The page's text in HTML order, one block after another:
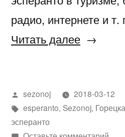
радио, интернете и т.
Читать далее
Написано
автором
sezonoj 2018-03-12
Метки:
esperanto, Sezonoj,
эсперанто